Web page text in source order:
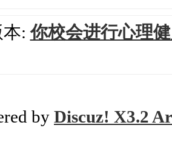
本:你校会进行心理
by Discuz! X3.2